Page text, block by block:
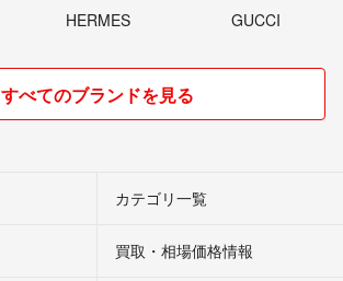
HERMES GUCCI
すべてのブランドを見る
カテゴリ一覧
買取・相場価格情報